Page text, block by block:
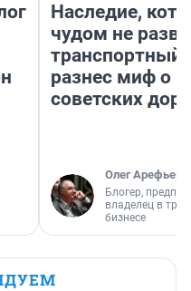
Наследие,
чудом не
транспортный
разнес миф о
советских
Олег Арефьев
Блогер,
владелец в
бизнесе